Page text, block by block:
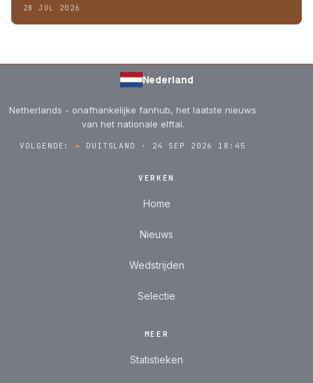
28 JUL 2026
Nederland
Netherlands - onafhankelijke fanhub, het laatste nieuws
van het nationale elftal.
VOLGENDE:→ DUITSLAND · 24 SEP 2026 18:45
VERKEN
Home
Nieuws
Wedstrijden
Selectie
MEER
Statistieken